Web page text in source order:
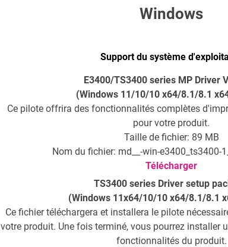
Windows
Support du système
E3400/TS3400 series MP Driver
(Windows 11/10/10 x64/8.1/8.1
Ce pilote offrira des fonctionnalités complètes
pour votre produit.
Taille de fichier: 89 MB
Nom du fichier: md__-win-e3400_ts3400-
Télécharger
TS3400 series Driver setup
(Windows 11x64/10/10 x64/8.1/8.1
Ce fichier téléchargera et installera le pilote
votre produit. Une fois terminé, vous pourrez installer
fonctionnalités du produit.